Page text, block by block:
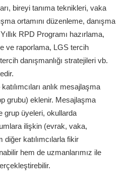
bireyi tanıma teknikleri, vaka
ortamını düzenleme, danışma
RPD Programı hazırlama,
ve raporlama, LGS tercih
danışmanlığı stratejileri vb.
anlık mesajlaşma
grubu) eklenir. Mesajlaşma
grup üyeleri, okullarda
ilişkin (evrak, vaka,
katılımcılarla fikir
hem de uzmanlarımız ile